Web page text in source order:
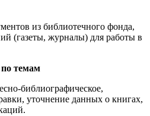
из библиотечного фонда,
(газеты, журналы) для работы в
темам
библиографическое,
уточнение данных о книгах,